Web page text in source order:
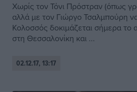
Χωρίς τον Τόνι Πρόστραν (όπως
αλλά με τον Γιώργο Τσαλμπούρη
Κολοσσός δοκιμάζεται σήμερα το
στη Θεσσαλονίκη και ...
02.12.17, 13:17